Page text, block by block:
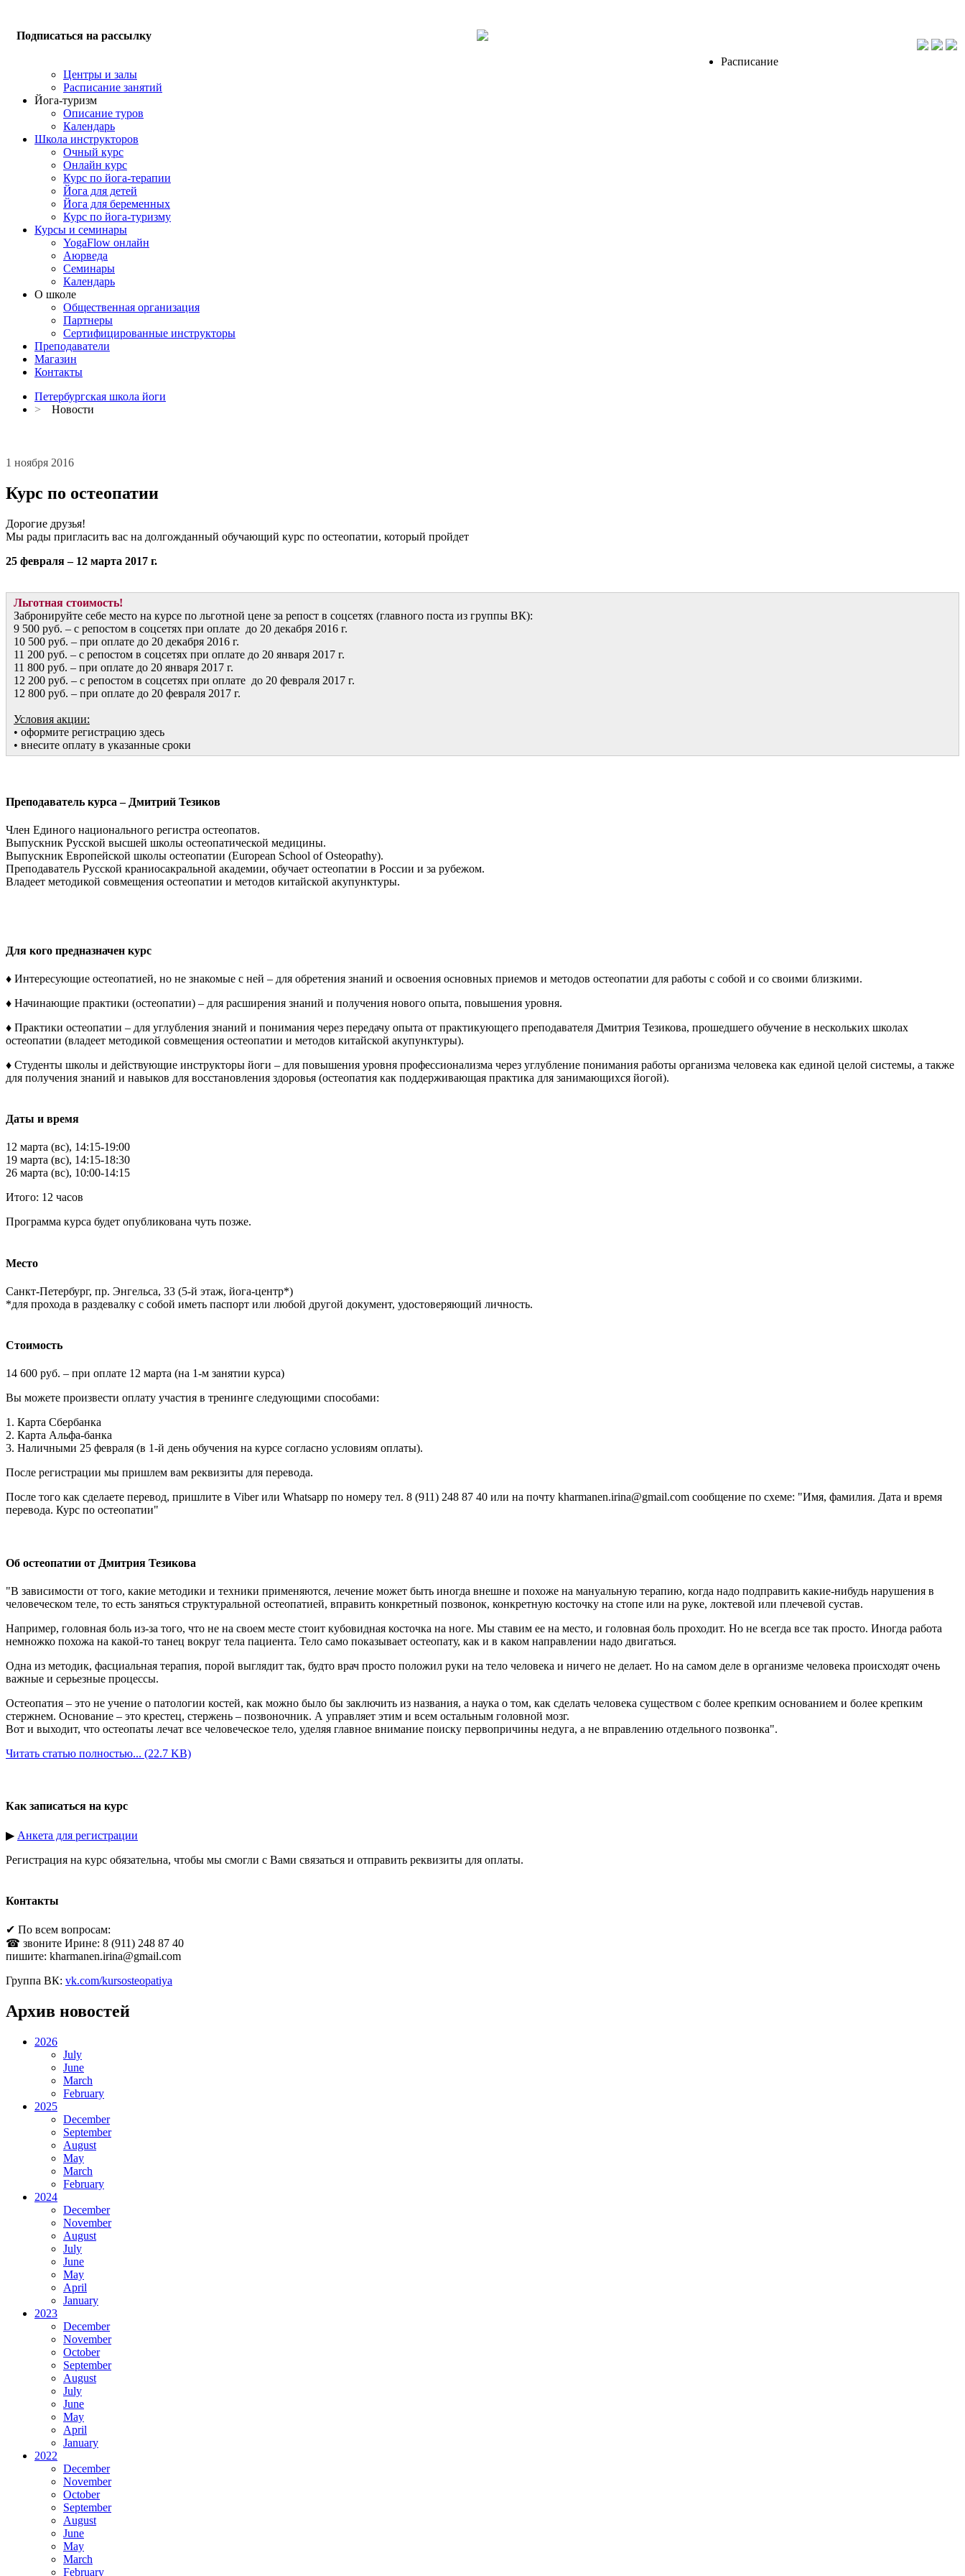
Подписаться на рассылку
Расписание
Центры и залы
Расписание занятий
Йога-туризм
Описание туров
Календарь
Школа инструкторов
Очный курс
Онлайн курс
Курс по йога-терапии
Йога для детей
Йога для беременных
Курс по йога-туризму
Курсы и семинары
YogaFlow онлайн
Аюрведа
Семинары
Календарь
О школе
Общественная организация
Партнеры
Сертифицированные инструкторы
Преподаватели
Магазин
Контакты
Петербургская школа йоги
>
Новости
1 ноября 2016
Курс по остеопатии
Дорогие друзья!
Мы рады пригласить вас на долгожданный обучающий курс по остеопатии, который пройдет
25 февраля – 12 марта 2017 г.
Льготная стоимость!
Забронируйте себе место на курсе по льготной цене за репост в соцсетях (главного поста из группы ВК):
9 500 руб. – с репостом в соцсетях при оплате до 20 декабря 2016 г.
10 500 руб. – при оплате до 20 декабря 2016 г.
11 200 руб. – с репостом в соцсетях при оплате до 20 января 2017 г.
11 800 руб. – при оплате до 20 января 2017 г.
12 200 руб. – с репостом в соцсетях при оплате до 20 февраля 2017 г.
12 800 руб. – при оплате до 20 февраля 2017 г.
Условия акции:
• оформите регистрацию здесь
• внесите оплату в указанные сроки
Преподаватель курса – Дмитрий Тезиков
Член Единого национального регистра остеопатов.
Выпускник Русской высшей школы остеопатической медицины.
Выпускник Европейской школы остеопатии (European School of Osteopathy).
Преподаватель Русской краниосакральной академии, обучает остеопатии в России и за рубежом.
Владеет методикой совмещения остеопатии и методов китайской акупунктуры.
Для кого предназначен курс
♦ Интересующие остеопатией, но не знакомые с ней – для обретения знаний и освоения основных приемов и методов остеопатии для работы с собой и со своими близкими.
♦ Начинающие практики (остеопатии) – для расширения знаний и получения нового опыта, повышения уровня.
♦ Практики остеопатии – для углубления знаний и понимания через передачу опыта от практикующего преподавателя Дмитрия Тезикова, прошедшего обучение в нескольких школах
остеопатии (владеет методикой совмещения остеопатии и методов китайской акупунктуры).
♦ Студенты школы и действующие инструкторы йоги – для повышения уровня профессионализма через углубление понимания работы организма человека как единой целой системы, а также
для получения знаний и навыков для восстановления здоровья (остеопатия как поддерживающая практика для занимающихся йогой).
Даты и время
12 марта (вс), 14:15-19:00
19 марта (вс), 14:15-18:30
26 марта (вс), 10:00-14:15
Итого: 12 часов
Программа курса будет опубликована чуть позже.
Место
Санкт-Петербург, пр. Энгельса, 33 (5-й этаж, йога-центр*)
*для прохода в раздевалку с собой иметь паспорт или любой другой документ, удостоверяющий личность.
Стоимость
14 600 руб. – при оплате 12 марта (на 1-м занятии курса)
Вы можете произвести оплату участия в тренинге следующими способами:
1. Карта Сбербанка
2. Карта Альфа-банка
3. Наличными 25 февраля (в 1-й день обучения на курсе согласно условиям оплаты).
После регистрации мы пришлем вам реквизиты для перевода.
После того как сделаете перевод, пришлите в Viber или Whatsapp по номеру тел. 8 (911) 248 87 40 или на почту kharmanen.irina@gmail.com сообщение по схеме: "Имя, фамилия. Дата и время
перевода. Курс по остеопатии"
Об остеопатии от Дмитрия Тезикова
"В зависимости от того, какие методики и техники применяются, лечение может быть иногда внешне и похоже на мануальную терапию, когда надо подправить какие-нибудь нарушения в
человеческом теле, то есть заняться структуральной остеопатией, вправить конкретный позвонок, конкретную косточку на стопе или на руке, локтевой или плечевой сустав.
Например, головная боль из-за того, что не на своем месте стоит кубовидная косточка на ноге. Мы ставим ее на место, и головная боль проходит. Но не всегда все так просто. Иногда работа
немножко похожа на какой-то танец вокруг тела пациента. Тело само показывает остеопату, как и в каком направлении надо двигаться.
Одна из методик, фасциальная терапия, порой выглядит так, будто врач просто положил руки на тело человека и ничего не делает. Но на самом деле в организме человека происходят очень
важные и серьезные процессы.
Остеопатия – это не учение о патологии костей, как можно было бы заключить из названия, а наука о том, как сделать человека существом с более крепким основанием и более крепким
стержнем. Основание – это крестец, стержень – позвоночник. А управляет этим и всем остальным головной мозг.
Вот и выходит, что остеопаты лечат все человеческое тело, уделяя главное внимание поиску первопричины недуга, а не вправлению отдельного позвонка".
Читать статью полностью... (22.7 KB)
Как записаться на курс
▶ Анкета для регистрации
Регистрация на курс обязательна, чтобы мы смогли с Вами связаться и отправить реквизиты для оплаты.
Контакты
✔ По всем вопросам:
☎ звоните Ирине: 8 (911) 248 87 40
пишите: kharmanen.irina@gmail.com
Группа ВК: vk.com/kursosteopatiya
Архив новостей
2026
July
June
March
February
2025
December
September
August
May
March
February
2024
December
November
August
July
June
May
April
January
2023
December
November
October
September
August
July
June
May
April
January
2022
December
November
October
September
August
June
May
March
February